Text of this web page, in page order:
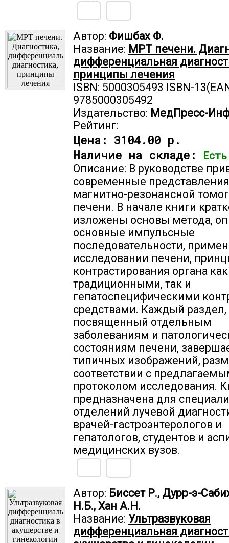
Автор: Фишбах Ф.
Название: МРТ печени.
дифференциальная
принципы лечения
ISBN: 5000305493 ISBN-
9785000305492
Издательство: МедПресс-
Рейтинг:
Цена: 3104.00 р.
Наличие на складе:
Есть
Описание: В руководстве
современные
магнитно-резонансной
печени. В начале книги
изложены основы метода,
основные импульсные
последовательности,
исследовании печени,
контрастирования органа как
традиционными, так и
гепатоспецифическими
средствами. Каждый раздел,
посвященный отдельным
заболеваниям и
состояниям печени,
типичных изображений,
соответствии с
протоколом исследования.
предназначена для
отделений лучевой
врачей-гастроэнтерологов и
гепатологов, студентов и
медицинских вузов.
Автор: Биссет Р., Дурр-э-
Н.Б., Хан А.Н.
Название: Ультразвуковая
дифференциальная